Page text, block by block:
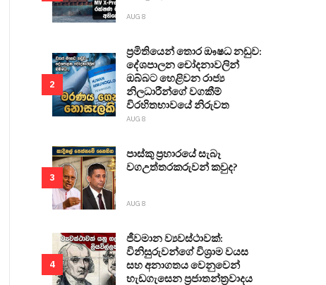
AUG 8
2
ප්‍රමිතියෙන් තොර ඖෂධ නඩුව:
දේශපාලන චෝදනාවලින්
ඔබ්බට හෙළිවන රාජ්‍ය
නිලධාරීන්ගේ වගකීම්
විරහිතභාවයේ නිරුවත
AUG 8
3
පාස්කු ප්‍රහාරයේ සැබෑ
වගඋත්තරකරුවන් කවුද?
AUG 8
4
ජීවමාන ව්‍යවස්ථාවක්:
විනිසුරුවන්ගේ විශ්‍රාම වයස
සහ අනාගතය වෙනුවෙන්
හැඩගැසෙන ප්‍රජාතන්ත්‍රවාදය